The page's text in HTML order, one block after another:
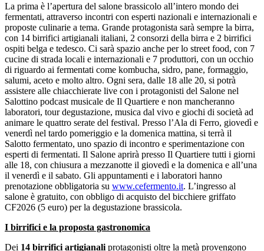
La prima è l’apertura del salone brassicolo all’intero mondo dei
fermentati, attraverso incontri con esperti nazionali e internazionali e
proposte culinarie a tema. Grande protagonista sarà sempre la birra,
con 14 birrifici artigianali italiani, 2 consorzi della birra e 2 birrifici
ospiti belga e tedesco. Ci sarà spazio anche per lo street food, con 7
cucine di strada locali e internazionali e 7 produttori, con un occhio
di riguardo ai fermentati come kombucha, sidro, pane, formaggio,
salumi, aceto e molto altro. Ogni sera, dalle 18 alle 20, si potrà
assistere alle chiacchierate live con i protagonisti del Salone nel
Salottino podcast musicale de Il Quartiere e non mancheranno
laboratori, tour degustazione, musica dal vivo e giochi di società ad
animare le quattro serate del festival. Presso l’Ala di Ferro, giovedì e
venerdì nel tardo pomeriggio e la domenica mattina, si terrà il
Salotto fermentato, uno spazio di incontro e sperimentazione con
esperti di fermentati. Il Salone aprirà presso Il Quartiere tutti i giorni
alle 18, con chiusura a mezzanotte il giovedì e la domenica e all’una
il venerdì e il sabato. Gli appuntamenti e i laboratori hanno
prenotazione obbligatoria su www.cefermento.it. L’ingresso al
salone è gratuito, con obbligo di acquisto del bicchiere griffato
CF2026 (5 euro) per la degustazione brassicola.
I birrifici e la proposta gastronomica
Dei 14 birrifici artigianali protagonisti oltre la metà provengono